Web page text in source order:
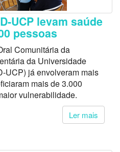
UCP levam saúde
pessoas
Comunitária da
da Universidade
UCP) já envolveram mais
mais de 3.000
vulnerabilidade.
Ler mais